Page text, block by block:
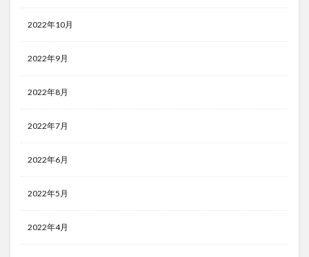
2022年10月
2022年9月
2022年8月
2022年7月
2022年6月
2022年5月
2022年4月